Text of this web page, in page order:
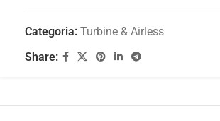
Categoria: Turbine & Airless
Share: